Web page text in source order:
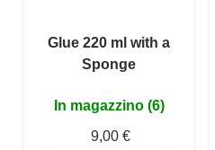
Glue 220 ml with a
Sponge
In magazzino (6)
9,00 €